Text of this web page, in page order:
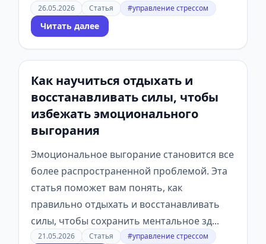
26.05.2026 Статья #управление стрессом
Читать далее
Как научиться отдыхать и
восстанавливать силы, чтобы
избежать эмоционального
выгорания
Эмоциональное выгорание становится все
более распространенной проблемой. Эта
статья поможет вам понять, как
правильно отдыхать и восстанавливать
силы, чтобы сохранить ментальное зд...
21.05.2026 Статья #управление стрессом